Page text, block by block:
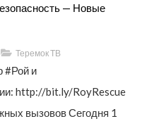
— Новые
Теремок ТВ
#Рой и
http://bit.ly/RoyRescue
вызовов Сегодня 1